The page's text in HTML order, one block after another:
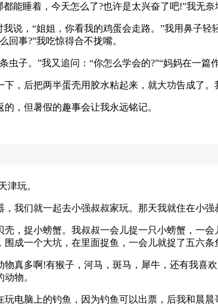
能睡着，今天怎么了?也许是太兴奋了吧!”我无奈
，“姐姐，你看我的鸡蛋会走路。”我用鼻子轻
回事?”我吃惊得合不拢嘴。
。”我又追问：“你怎么学会的?”“妈妈在一篇
后把两半蛋壳用胶水粘起来，就大功告成了。
，但暑假的趣事会让我永远铭记。
玩。
们就一起去小强叔叔家玩。那天我就住在小强
捉小螃蟹。我叔叔一会儿捉一只小螃蟹，一
成一个大坑，在里面捉鱼，一会儿就捉了五六条
多啊!有猴子，河马，斑马，犀牛，还有我喜
物。
脑上的钓鱼，因为钓鱼可以出票，后我和晨晨